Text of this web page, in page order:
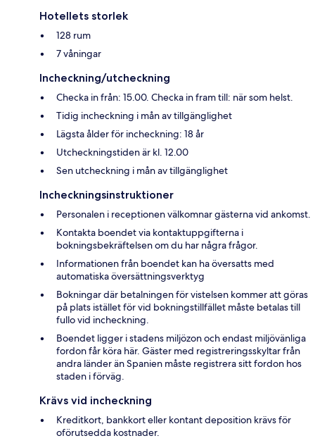
Hotellets storlek
128 rum
7 våningar
Incheckning/utcheckning
Checka in från: 15.00. Checka in fram till: när som helst.
Tidig incheckning i mån av tillgänglighet
Lägsta ålder för incheckning: 18 år
Utcheckningstiden är kl. 12.00
Sen utcheckning i mån av tillgänglighet
Incheckningsinstruktioner
Personalen i receptionen välkomnar gästerna vid ankomst.
Kontakta boendet via kontaktuppgifterna i
bokningsbekräftelsen om du har några frågor.
Informationen från boendet kan ha översatts med
automatiska översättningsverktyg
Bokningar där betalningen för vistelsen kommer att göras
på plats istället för vid bokningstillfället måste betalas till
fullo vid incheckning.
Boendet ligger i stadens miljözon och endast miljövänliga
fordon får köra här. Gäster med registreringsskyltar från
andra länder än Spanien måste registrera sitt fordon hos
staden i förväg.
Krävs vid incheckning
Kreditkort, bankkort eller kontant deposition krävs för
oförutsedda kostnader.